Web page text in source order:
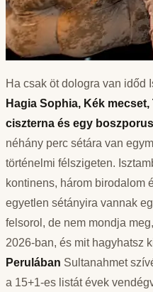
Ha csak öt dologra van időd
Hagia Sophia, Kék
ciszterna és egy
néhány perc sétára van
történelmi félszigeten.
kontinens, három birodalom
egyetlen sétányira vannak
felsorol, de nem mondja
2026-ban, és mit hagyhatsz
Perulában Sultanahmet
a 15+1-es listát évek